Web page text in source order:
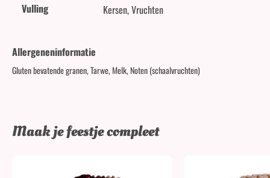
Vulling
Kersen, Vruchten
Allergeneninformatie
Gluten bevatende granen, Tarwe, Melk, Noten (schaalvruchten)
Maak je feestje compleet